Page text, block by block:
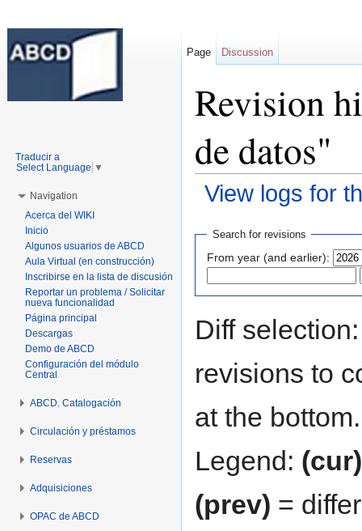
Revision
de datos"
View logs for
Search for revisions
From year (and earlier):
Diff
revisions to
at the bottom.
Legend: (cur)
(prev) =
Page Discussion
Traducir a
Select Language ▼
Navigation
Acerca del WIKI
Inicio
Algunos usuarios de ABCD
Aula Virtual (en construcción)
Inscribirse en la lista de discusión
Reportar un problema / Solicitar
nueva funcionalidad
Página principal
Descargas
Demo de ABCD
Configuración del módulo
Central
ABCD. Catalogación
Circulación y préstamos
Reservas
Adquisiciones
OPAC de ABCD